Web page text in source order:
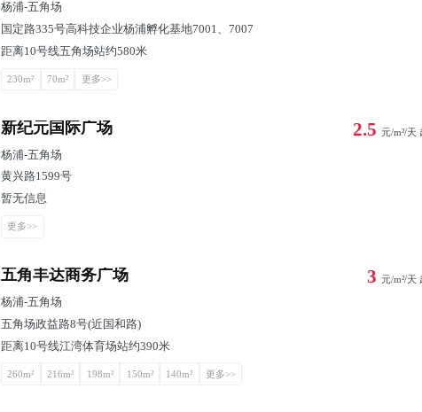
杨浦-五角场
国定路335号高科技企业杨浦孵化基地7001、7007
距离10号线五角场站约580米
230m² 70m² 更多>>
新纪元国际广场 2.5 元/m²/天
杨浦-五角场
黄兴路1599号
暂无信息
更多>>
五角丰达商务广场 3 元/m²/天
杨浦-五角场
五角场政益路8号(近国和路)
距离10号线江湾体育场站约390米
260m² 216m² 198m² 150m² 140m² 更多>>